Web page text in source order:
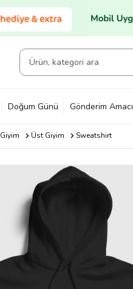
Doğum Günü Gönderim Amacı
Giyim Üst Giyim Sweatshirt